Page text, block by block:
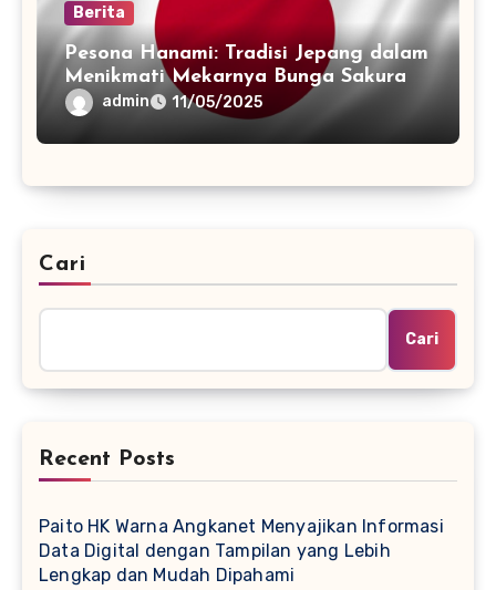
Berita
Pesona Hanami: Tradisi Jepang dalam
Menikmati Mekarnya Bunga Sakura
admin 11/05/2025
Cari
Cari
Recent Posts
Paito HK Warna Angkanet Menyajikan Informasi
Data Digital dengan Tampilan yang Lebih
Lengkap dan Mudah Dipahami